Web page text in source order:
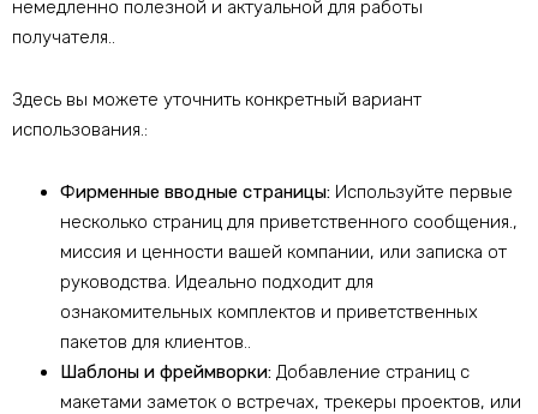
немедленно полезной и актуальной для работы
получателя..
Здесь вы можете уточнить конкретный вариант
использования.:
Фирменные вводные страницы: Используйте первые
несколько страниц для приветственного сообщения.,
миссия и ценности вашей компании, или записка от
руководства. Идеально подходит для
ознакомительных комплектов и приветственных
пакетов для клиентов..
Шаблоны и фреймворки: Добавление страниц с
макетами заметок о встречах, трекеры проектов, или